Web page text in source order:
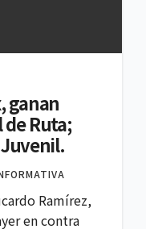
ganan
Ruta;
Ramírez,
en contra